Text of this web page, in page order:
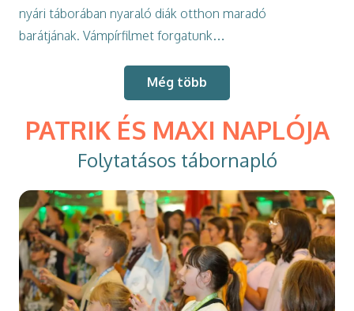
nyári táborában nyaraló diák otthon maradó
barátjának. Vámpírfilmet forgatunk…
Még több
PATRIK ÉS MAXI NAPLÓJA
Folytatásos tábornapló